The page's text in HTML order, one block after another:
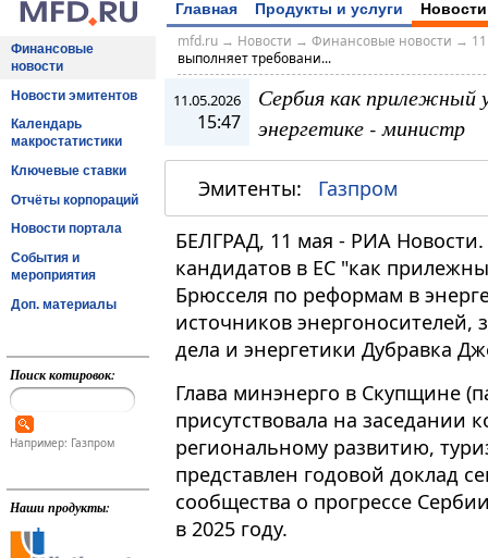
Главная Продукты и услуги Новости
Финансовые
новости
Новости эмитентов
Календарь
макростатистики
Ключевые ставки
Отчёты корпораций
Новости портала
События и
мероприятия
Доп. материалы
Поиск котировок:
Например: Газпром
Наши продукты:
mfd.ru→ Новости → Финансовые новости →
выполняет требовани...
11.05.2026
15:47
Сербия как прилежный
энергетике - министр
Эмитенты: Газпром
БЕЛГРАД, 11 мая - РИА
кандидатов в ЕС "как
Брюсселя по реформам в
источников энергоносителей,
дела и энергетики Дубравка
Глава минэнерго в Скупщине
присутствовала на заседании
региональному развитию,
представлен годовой доклад
сообщества о прогрессе
в 2025 году​​​.